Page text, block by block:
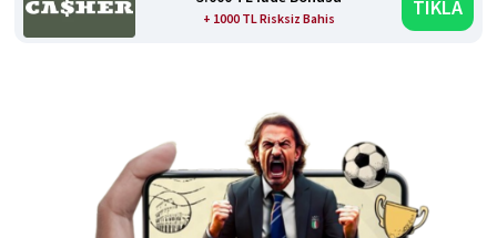
+ 1000 TL Risksiz Bahis TIKLA